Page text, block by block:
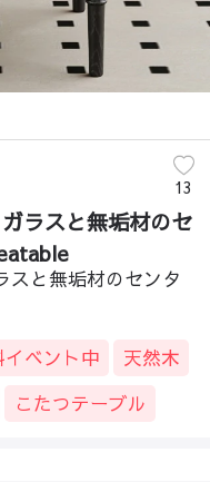
13
ラスと無垢材のセ
スと無垢材のセンタ
ベント中
天然木
こたつテーブル